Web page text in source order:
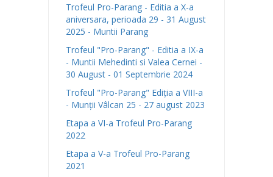
Trofeul Pro-Parang - Editia a X-a
aniversara, perioada 29 - 31 August
2025 - Muntii Parang
Trofeul "Pro-Parang" - Editia a IX-a
- Muntii Mehedinti si Valea Cernei -
30 August - 01 Septembrie 2024
Trofeul "Pro-Parang" Ediția a VIII-a
- Munții Vâlcan 25 - 27 august 2023
Etapa a VI-a Trofeul Pro-Parang
2022
Etapa a V-a Trofeul Pro-Parang
2021